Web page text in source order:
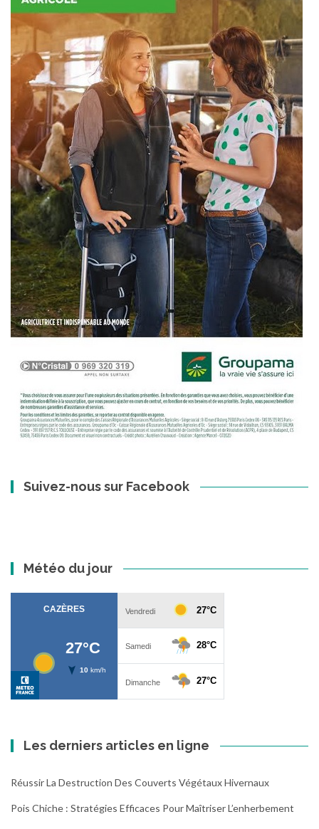
Suivez-nous sur Facebook
Météo du jour
Les derniers articles en ligne
Réussir La Destruction Des Couverts Végétaux Hivernaux
Pois Chiche : Stratégies Efficaces Pour Maîtriser L’enherbement